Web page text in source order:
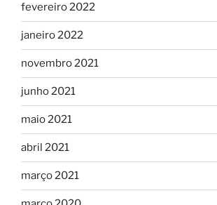
fevereiro 2022
janeiro 2022
novembro 2021
junho 2021
maio 2021
abril 2021
março 2021